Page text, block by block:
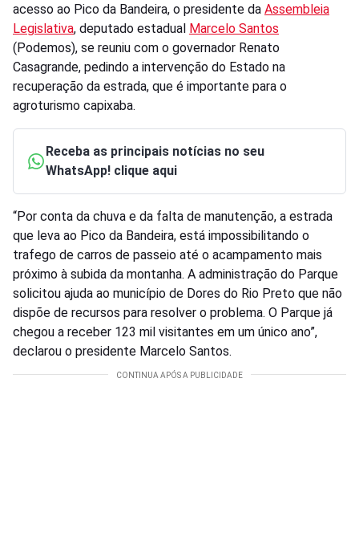
acesso ao Pico da Bandeira, o presidente da Assembleia
Legislativa, deputado estadual Marcelo Santos
(Podemos), se reuniu com o governador Renato
Casagrande, pedindo a intervenção do Estado na
recuperação da estrada, que é importante para o
agroturismo capixaba.
Receba as principais notícias no seu
WhatsApp! clique aqui
“Por conta da chuva e da falta de manutenção, a estrada
que leva ao Pico da Bandeira, está impossibilitando o
trafego de carros de passeio até o acampamento mais
próximo à subida da montanha. A administração do Parque
solicitou ajuda ao município de Dores do Rio Preto que não
dispõe de recursos para resolver o problema. O Parque já
chegou a receber 123 mil visitantes em um único ano”,
declarou o presidente Marcelo Santos.